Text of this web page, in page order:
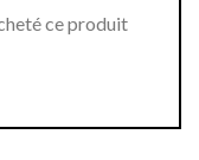
ce produit